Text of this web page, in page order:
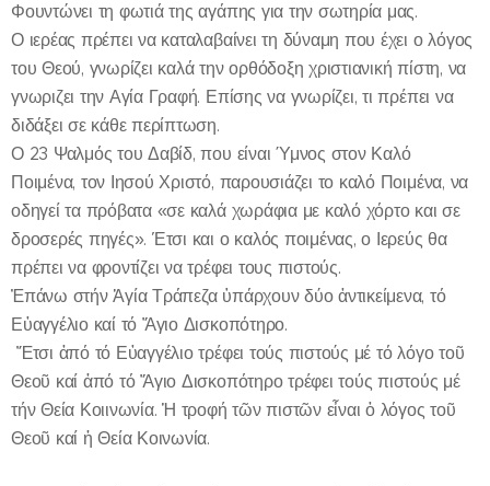
Φουντώνει τη φωτιά της αγάπης για την σωτηρία μας.
Ο ιερέας πρέπει να καταλαβαίνει τη δύναμη που έχει ο λόγος
του Θεού, γνωρίζει καλά την ορθόδοξη χριστιανική πίστη, να
γνωριζει την Αγία Γραφή. Επίσης να γνωρίζει, τι πρέπει να
διδάξει σε κάθε περίπτωση.
Ο 23 Ψαλμός του Δαβίδ, που είναι Ύμνος στον Καλό
Ποιμένα, τον Ιησού Χριστό, παρουσιάζει το καλό Ποιμένα, να
οδηγεί τα πρόβατα «σε καλά χωράφια με καλό χόρτο και σε
δροσερές πηγές». Έτσι και ο καλός ποιμένας, ο Ιερεύς θα
πρέπει να φροντίζει να τρέφει τους πιστούς.
Ἐπάνω στήν Ἁγία Τράπεζα ὑπάρχουν δύο ἀντικείμενα, τό
Εὐαγγέλιο καί τό Ἅγιο Δισκοπότηρο.
Ἔτσι ἀπό τό Εὐαγγέλιο τρέφει τούς πιστούς μέ τό λόγο τοῦ
Θεοῦ καί ἀπό τό Ἅγιο Δισκοπότηρο τρέφει τούς πιστούς μέ
τήν Θεία Κοιινωνία. Ἡ τροφή τῶν πιστῶν εἶναι ὁ λόγος τοῦ
Θεοῦ καί ἠ Θεία Κοινωνία.